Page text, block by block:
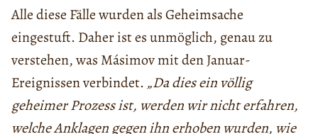
Alle diese Fälle wurden als Geheimsache
eingestuft. Daher ist es unmöglich, genau zu
verstehen, was Másimov mit den Januar-
Ereignissen verbindet. „Da dies ein völlig
geheimer Prozess ist, werden wir nicht erfahren,
welche Anklagen gegen ihn erhoben wurden, wie